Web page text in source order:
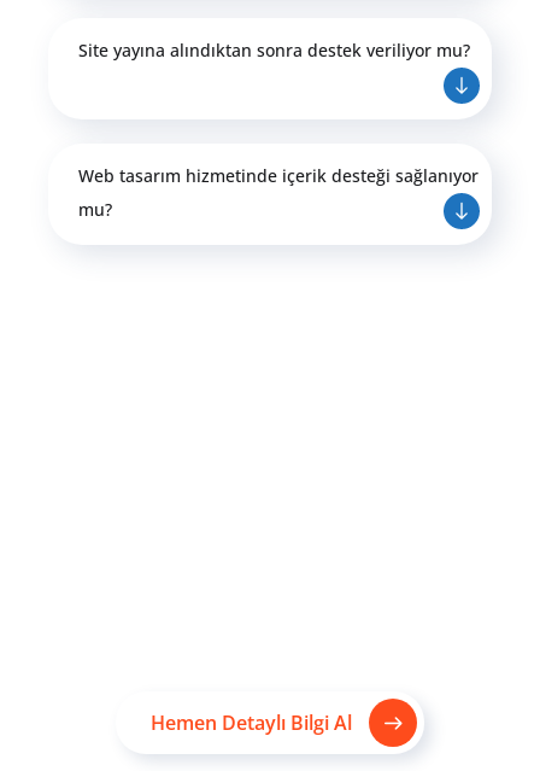
Site yayına alındıktan sonra destek veriliyor mu?
Web tasarım hizmetinde içerik desteği sağlanıyor
mu?
Hemen Detaylı Bilgi Al